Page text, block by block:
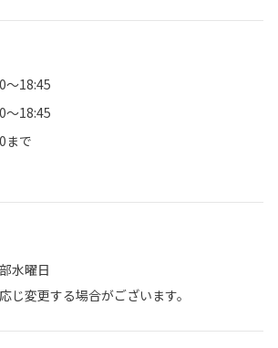
～18:45
～18:45
まで
水曜日
じ変更する場合がございます。